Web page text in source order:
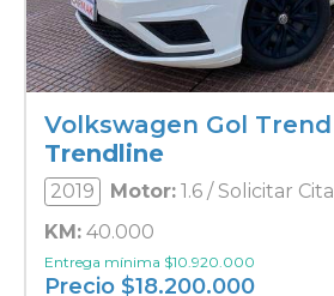
Volkswagen Gol Trend
Trendline
2019 Motor: 1.6 / Solicitar Cita
KM: 40.000
Entrega mínima $10.920.000
Precio $18.200.000